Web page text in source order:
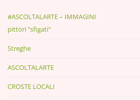
#ASCOLTALARTE – IMMAGINI
pittori "sfigati"
Streghe
ASCOLTALARTE
CROSTE LOCALI